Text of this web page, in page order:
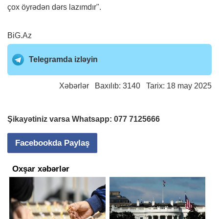
çox öyrədən dərs lazımdır".
BiG.Az
Telegramda izləyin
Xəbərlər Baxılıb: 3140 Tarix: 18 may 2025
Şikayətiniz varsa Whatsapp: 077 7125666
Facebookda Paylaş
Oxşar xəbərlər